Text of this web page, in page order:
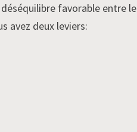
favorable entre le
avez deux leviers: